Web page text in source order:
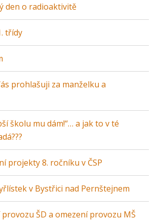
den o radioaktivitě
třídy
prohlašuji za manželku a
školu mu dám!“… a jak to v té
projekty 8. ročníku v ČSP
v Bystřici nad Pernštejnem
ŠD a omezení provozu MŠ